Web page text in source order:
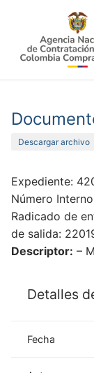
contenido
Descargar archivo
Expediente:
Número
Radicado de
de salida:
Descriptor: –
Detalles
Fecha